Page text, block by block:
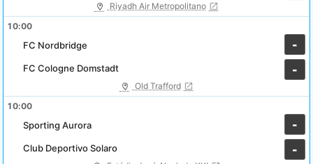
Riyadh Air Metropolitano
10:00
FC Nordbridge
-
-
FC Cologne Domstadt
Old Trafford
10:00
Sporting Aurora
-
-
Club Deportivo Solaro